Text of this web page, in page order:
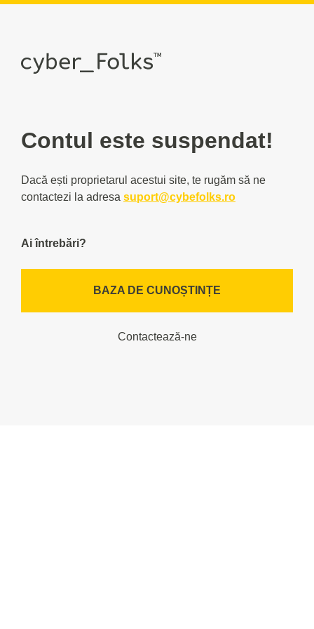
Contul este suspendat!
Dacă ești proprietarul acestui site, te rugăm să ne
contactezi la adresa suport@cybefolks.ro
Ai întrebări?
BAZA DE CUNOȘTINȚE
Contactează-ne